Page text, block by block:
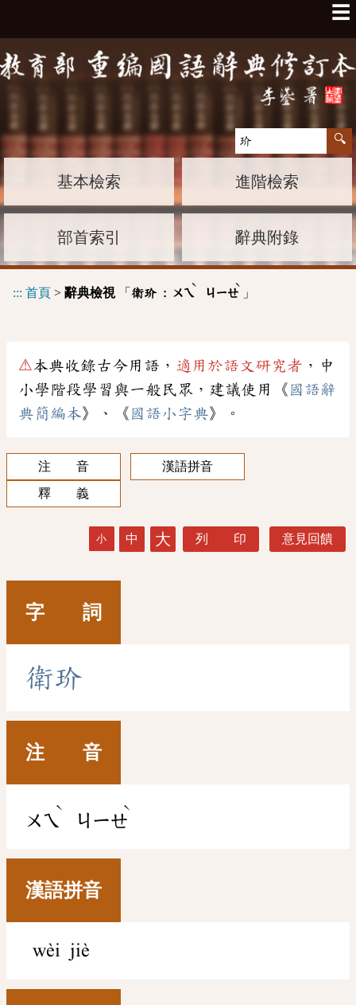
☰
基本檢索 進階檢索
部首索引 辭典附錄
::: 首頁 > 辭典檢視「 衛玠 : ㄨㄟ
ˋ
ㄐㄧㄝ
ˋ
」
⚠本典收錄古今用語， 適用於語文研究者 ，中
小學階段學習與一般民眾，建議使用《 國語辭
典簡編本》、《 國語小字典》。
注 音
漢語拼音
釋 義
小 中 大 列 印 意見回饋
字 詞
衛玠
注 音
ㄨㄟ
ˋ
ㄐㄧㄝ
ˋ
漢語拼音
wèi jiè